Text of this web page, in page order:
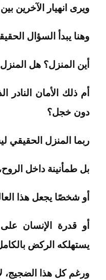
ويرى انهيار الآخرين
وهنا يبدأ السؤال
أين المنزل؟ هل
أم ذلك الأمان النادر
دون خجل؟
ربما المنزل الحقيقي
بل طمأنينة داخل الروح،
أو شخصًا يجعل هذا
أو قدرة الإنسان
يستهلكه الركض
ورغم كل هذا الضجيج،